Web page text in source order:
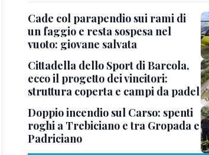
Cade col parapendio sui rami di
un faggio e resta sospesa nel
vuoto: giovane salvata
Cittadella dello Sport di Barcola,
ecco il progetto dei vincitori:
struttura coperta e campi da padel
Doppio incendio sul Carso: spenti
roghi a Trebiciano e tra Gropada e
Padriciano